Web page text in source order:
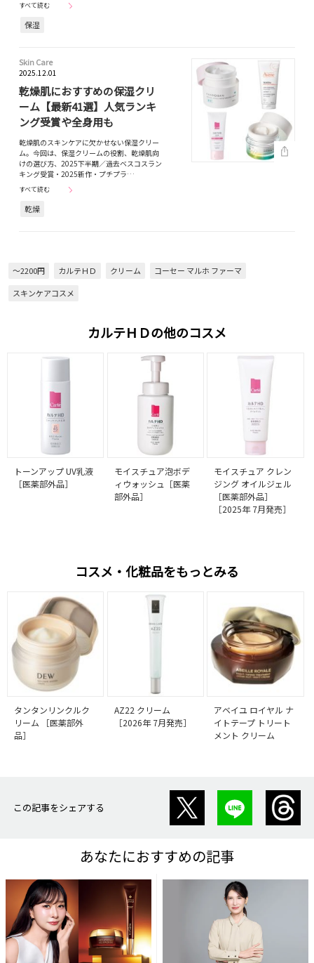
すべて読む
保湿
Skin Care
2025.12.01
乾燥肌におすすめの保湿クリ
ーム【最新41選】人気ランキ
ング受賞や全身用も
乾燥肌のスキンケアに欠かせない保湿クリー
ム。今回は、保湿クリームの役割、乾燥肌向
けの選び方、2025下半期／過去ベスコスラン
キング受賞・2025新作・プチプラ…
すべて読む
乾燥
～2200円 カルテＨＤ クリーム
コーセー マルホ ファーマ
スキンケアコスメ
カルテＨＤの他のコスメ
トーンアップ UV乳液
［医薬部外品］
モイスチュア泡ボデ
ィウォッシュ［医薬
部外品］
モイスチュア クレン
ジング オイルジェル
［医薬部外品］
［2025年 7月発売］
コスメ・化粧品をもっとみる
タンタンリンクルク
リーム ［医薬部外
品］
AZ22 クリーム
［2026年 7月発売］
アベイユ ロイヤル ナ
イトテープ トリート
メント クリーム
この記事をシェアする
あなたにおすすめの記事